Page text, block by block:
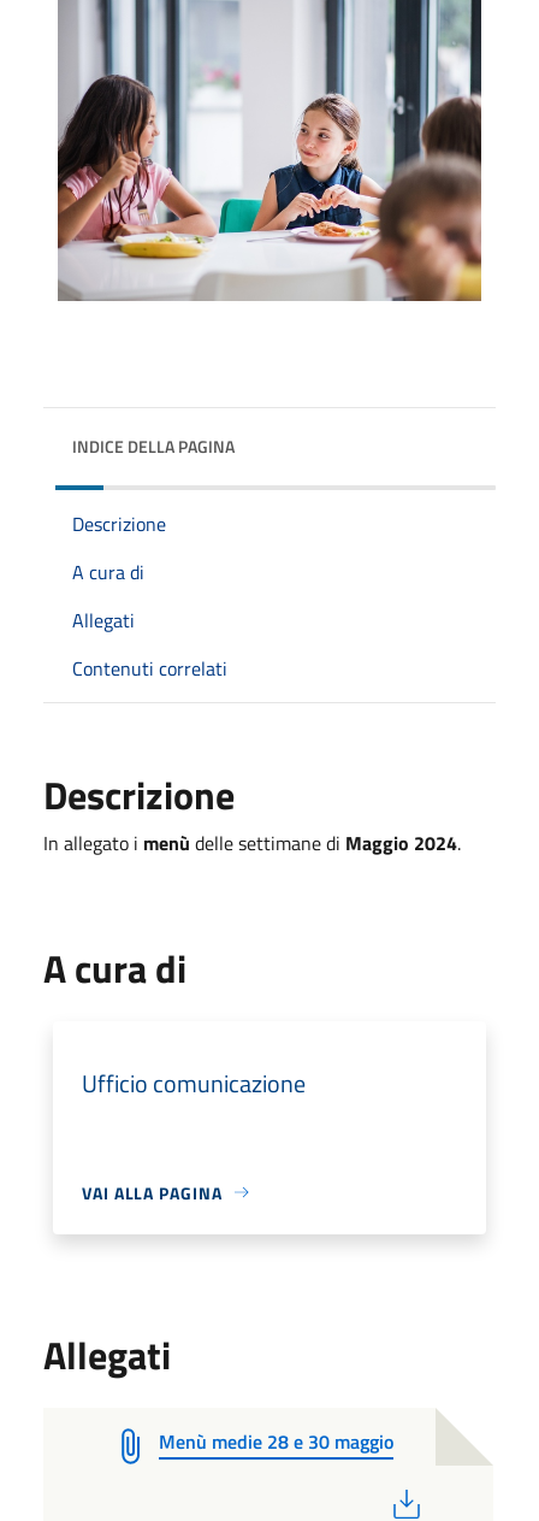
INDICE DELLA PAGINA
Descrizione
A cura di
Allegati
Contenuti correlati
Descrizione
In allegato i menù delle settimane di Maggio 2024.
A cura di
Ufficio comunicazione
VAI ALLA PAGINA
Allegati
Menù medie 28 e 30 maggio